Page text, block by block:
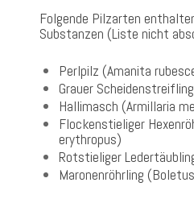
Folgende Pilzarten
Substanzen (Liste nicht
Perlpilz (Amanita
Grauer
Hallimasch (Armillaria
Flockenstieliger
erythropus)
Rotstieliger
Maronenröhrling